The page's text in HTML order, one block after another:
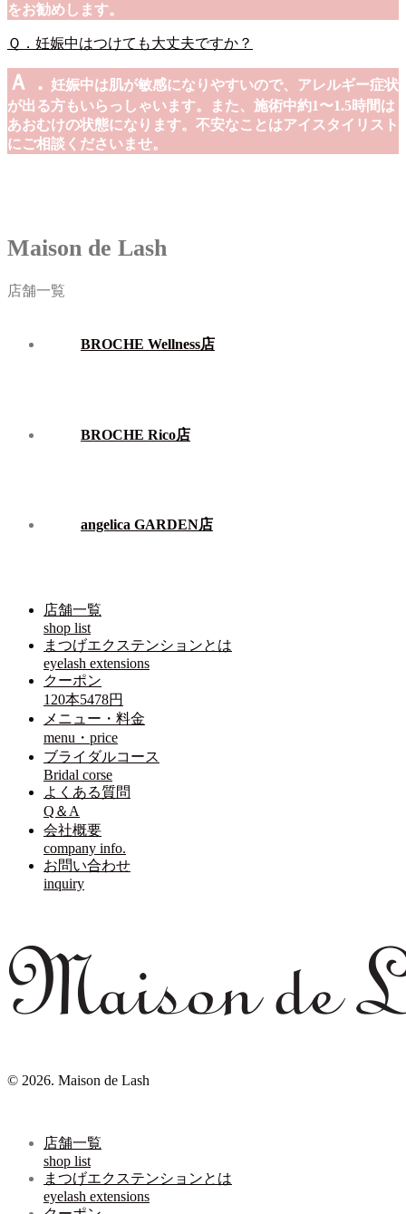
をお勧めします。
Ｑ．妊娠中はつけても大丈夫ですか？
Ａ． 妊娠中は肌が敏感になりやすいので、アレルギー症状
が出る方もいらっしゃいます。また、施術中約1〜1.5時間は
あおむけの状態になります。不安なことはアイスタイリスト
にご相談くださいませ。
Maison de Lash
店舗一覧
BROCHE Wellness店
BROCHE Rico店
angelica GARDEN店
店舗一覧
shop list
まつげエクステンションとは
eyelash extensions
クーポン
120本5478円
メニュー・料金
menu・price
ブライダルコース
Bridal corse
よくある質問
Q＆A
会社概要
company info.
お問い合わせ
inquiry
© 2026. Maison de Lash
店舗一覧
shop list
まつげエクステンションとは
eyelash extensions